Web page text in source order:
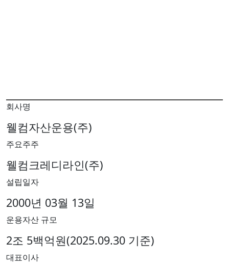
회사명
웰컴자산운용(주)
주요주주
웰컴크레디라인(주)
설립일자
2000년 03월 13일
운용자산 규모
2조 5백억원(2025.09.30 기준​)
대표이사